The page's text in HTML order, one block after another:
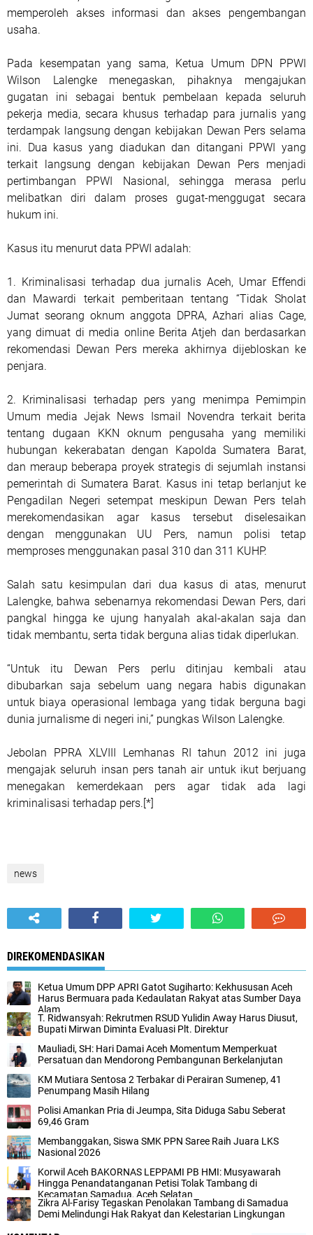
memperoleh akses informasi dan akses pengembangan
usaha.
Pada kesempatan yang sama, Ketua Umum DPN PPWI
Wilson Lalengke menegaskan, pihaknya mengajukan
gugatan ini sebagai bentuk pembelaan kepada seluruh
pekerja media, secara khusus terhadap para jurnalis yang
terdampak langsung dengan kebijakan Dewan Pers selama
ini. Dua kasus yang diadukan dan ditangani PPWI yang
terkait langsung dengan kebijakan Dewan Pers menjadi
pertimbangan PPWI Nasional, sehingga merasa perlu
melibatkan diri dalam proses gugat-menggugat secara
hukum ini.
Kasus itu menurut data PPWI adalah:
1. Kriminalisasi terhadap dua jurnalis Aceh, Umar Effendi
dan Mawardi terkait pemberitaan tentang “Tidak Sholat
Jumat seorang oknum anggota DPRA, Azhari alias Cage,
yang dimuat di media online Berita Atjeh dan berdasarkan
rekomendasi Dewan Pers mereka akhirnya dijebloskan ke
penjara.
2. Kriminalisasi terhadap pers yang menimpa Pemimpin
Umum media Jejak News Ismail Novendra terkait berita
tentang dugaan KKN oknum pengusaha yang memiliki
hubungan kekerabatan dengan Kapolda Sumatera Barat,
dan meraup beberapa proyek strategis di sejumlah instansi
pemerintah di Sumatera Barat. Kasus ini tetap berlanjut ke
Pengadilan Negeri setempat meskipun Dewan Pers telah
merekomendasikan agar kasus tersebut diselesaikan
dengan menggunakan UU Pers, namun polisi tetap
memproses menggunakan pasal 310 dan 311 KUHP.
Salah satu kesimpulan dari dua kasus di atas, menurut
Lalengke, bahwa sebenarnya rekomendasi Dewan Pers, dari
pangkal hingga ke ujung hanyalah akal-akalan saja dan
tidak membantu, serta tidak berguna alias tidak diperlukan.
“Untuk itu Dewan Pers perlu ditinjau kembali atau
dibubarkan saja sebelum uang negara habis digunakan
untuk biaya operasional lembaga yang tidak berguna bagi
dunia jurnalisme di negeri ini,” pungkas Wilson Lalengke.
Jebolan PPRA XLVIII Lemhanas RI tahun 2012 ini juga
mengajak seluruh insan pers tanah air untuk ikut berjuang
menegakan kemerdekaan pers agar tidak ada lagi
kriminalisasi terhadap pers.[*]
news
DIREKOMENDASIKAN
Ketua Umum DPP APRI Gatot Sugiharto: Kekhususan Aceh
Harus Bermuara pada Kedaulatan Rakyat atas Sumber Daya
Alam
T. Ridwansyah: Rekrutmen RSUD Yulidin Away Harus Diusut,
Bupati Mirwan Diminta Evaluasi Plt. Direktur
Mauliadi, SH: Hari Damai Aceh Momentum Memperkuat
Persatuan dan Mendorong Pembangunan Berkelanjutan
KM Mutiara Sentosa 2 Terbakar di Perairan Sumenep, 41
Penumpang Masih Hilang
Polisi Amankan Pria di Jeumpa, Sita Diduga Sabu Seberat
69,46 Gram
Membanggakan, Siswa SMK PPN Saree Raih Juara LKS
Nasional 2026
Korwil Aceh BAKORNAS LEPPAMI PB HMI: Musyawarah
Hingga Penandatanganan Petisi Tolak Tambang di
Kecamatan Samadua, Aceh Selatan
Zikra Al-Farisy Tegaskan Penolakan Tambang di Samadua
Demi Melindungi Hak Rakyat dan Kelestarian Lingkungan